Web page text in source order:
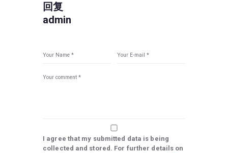
回复
admin
I agree that my submitted data is being
collected and stored. For further details on